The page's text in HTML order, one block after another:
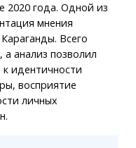
2020 года. Одной из
мнения
Всего
анализ позволил
идентичности
восприятие
личных